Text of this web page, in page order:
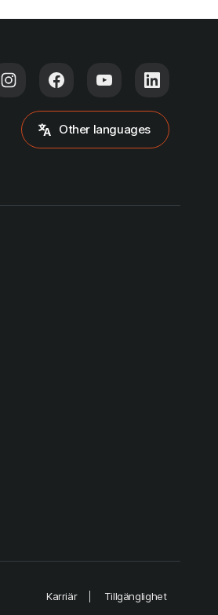
Other languages
Karriär Tillgänglighet